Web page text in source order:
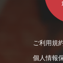
ご利用規
個人情報